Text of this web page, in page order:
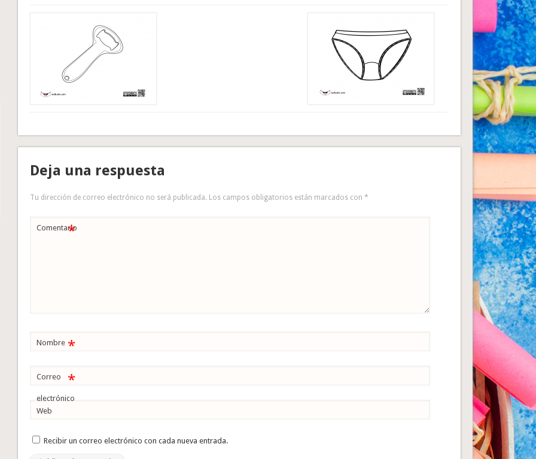
Deja una respuesta
Tu dirección de correo electrónico no será publicada. Los campos obligatorios están marcados con*
Comentario
*
Nombre *
Correo
electrónico
*
Web
Recibir un correo electrónico con cada nueva entrada.